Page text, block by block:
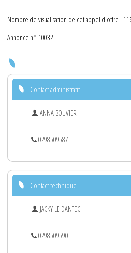
Nombre de visualisation de cet appel d'offre :
Annonce n° 10032
Contact administratif
ANNA BOUVIER
0298509587
Contact technique
JACKY LE DANTEC
0298509590